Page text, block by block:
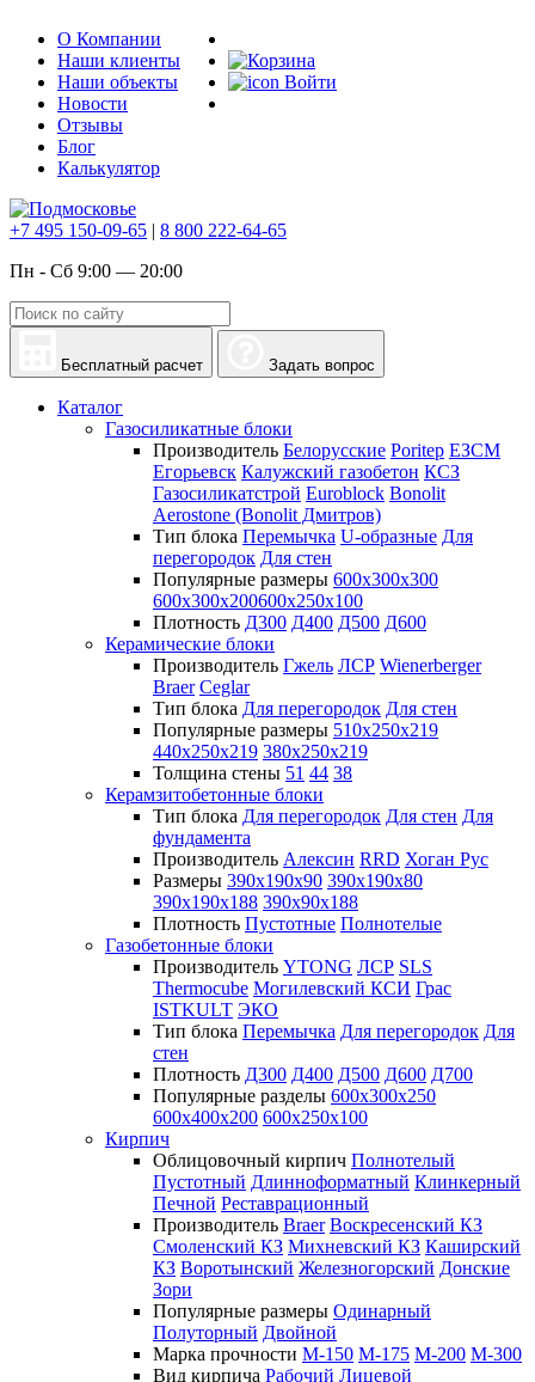
О Компании
Наши клиенты
Наши объекты
Новости
Отзывы
Блог
Калькулятор
Войти
+7 495 150-09-65 | 8 800 222-64-65
Пн - Сб 9:00 — 20:00
Бесплатный расчет Задать вопрос
Каталог
Газосиликатные блоки
Производитель Белорусские Poritep ЕЗСМ
Егорьевск Калужский газобетон КСЗ
Газосиликатстрой Euroblock Bonolit
Aerostone (Bonolit Дмитров)
Тип блока Перемычка U-образные Для
перегородок Для стен
Популярные размеры 600х300х300
600х300х200600х250х100
Плотность Д300 Д400 Д500 Д600
Керамические блоки
Производитель Гжель ЛСР Wienerberger
Braer Ceglar
Тип блока Для перегородок Для стен
Популярные размеры 510х250х219
440х250х219 380х250х219
Толщина стены 51 44 38
Керамзитобетонные блоки
Тип блока Для перегородок Для стен Для
фундамента
Производитель Алексин RRD Хоган Рус
Размеры 390х190х90 390х190х80
390х190х188 390х90х188
Плотность Пустотные Полнотелые
Газобетонные блоки
Производитель YTONG ЛСР SLS
Thermocube Могилевский КСИ Грас
ISTKULT ЭКО
Тип блока Перемычка Для перегородок Для
стен
Плотность Д300 Д400 Д500 Д600 Д700
Популярные разделы 600х300х250
600х400х200 600х250х100
Кирпич
Облицовочный кирпич Полнотелый
Пустотный Длинноформатный Клинкерный
Печной Реставрационный
Производитель Braer Воскресенский КЗ
Смоленский КЗ Михневский КЗ Каширский
КЗ Воротынский Железногорский Донские
Зори
Популярные размеры Одинарный
Полуторный Двойной
Марка прочности М-150 М-175 М-200 М-300
Вид кирпича Рабочий Лицевой